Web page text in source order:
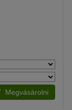
Megvásárolni